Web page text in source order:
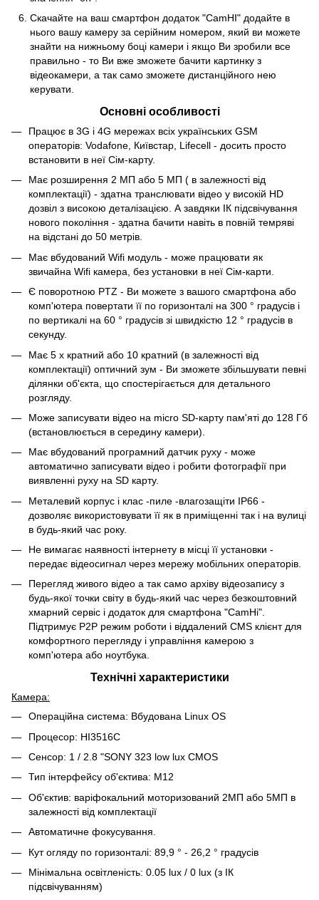
Скачайте на ваш смартфон додаток "CamHI" додайте в
нього вашу камеру за серійним номером, який ви можете
знайти на нижньому боці камери і якщо Ви зробили все
правильно - то Ви вже зможете бачити картинку з
відеокамери, а так само зможете дистанційного нею
керувати.
Основні особливості
Працює в 3G і 4G мережах всіх українських GSM
операторів: Vodafone, Київстар, Lifecell - досить просто
встановити в неї Сім-карту.
Має розширення 2 МП або 5 МП ( в залежності від
комплектації) - здатна транслювати відео у високій HD
дозвіл з високою деталізацією. А завдяки ІК підсвічування
нового покоління - здатна бачити навіть в повній темряві
на відстані до 50 метрів.
Має вбудований Wifi модуль - може працювати як
звичайна Wifi камера, без установки в неї Сім-карти.
Є поворотною PTZ - Ви можете з вашого смартфона або
комп'ютера повертати її по горизонталі на 300 ° градусів і
по вертикалі на 60 ° градусів зі швидкістю 12 ° градусів в
секунду.
Має 5 х кратний або 10 кратний (в залежності від
комплектації) оптичний зум - Ви зможете збільшувати певні
ділянки об'єкта, що спостерігається для детального
розгляду.
Може записувати відео на micro SD-карту пам'яті до 128 Гб
(встановлюється в середину камери).
Має вбудований програмний датчик руху - може
автоматично записувати відео і робити фотографії при
виявленні руху на SD карту.
Металевий корпус і клас -пиле -влагозащіти IP66 -
дозволяє використовувати її як в приміщенні так і на вулиці
в будь-який час року.
Не вимагає наявності інтернету в місці її установки -
передає відеосигнал через мережу мобільних операторів.
Перегляд живого відео а так само архіву відеозапису з
будь-якої точки світу в будь-який час через безкоштовний
хмарний сервіс і додаток для смартфона "CamHi".
Підтримує P2P режим роботи і віддалений CMS клієнт для
комфортного перегляду і управління камерою з
комп'ютера або ноутбука.
Технічні характеристики
Камера:
Операційна система: Вбудована Linux OS
Процесор: HI3516C
Сенсор: 1 / 2.8 "SONY 323 low lux CMOS
Тип інтерфейсу об'єктива: M12
Об'єктив: варіфокальний моторизований 2МП або 5МП в
залежності від комплектації
Автоматичне фокусування.
Кут огляду по горизонталі: 89,9 ° - 26,2 ° градусів
Мінімальна освітленість: 0.05 lux / 0 lux (з ІК
підсвічуванням)